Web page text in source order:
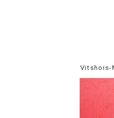
Vitshois-